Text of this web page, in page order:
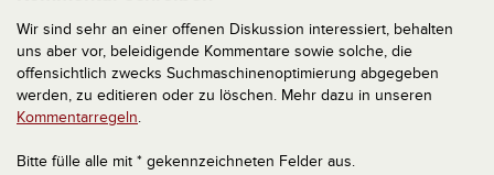
Wir sind sehr an einer offenen Diskussion interessiert, behalten
uns aber vor, beleidigende Kommentare sowie solche, die
offensichtlich zwecks Suchmaschinenoptimierung abgegeben
werden, zu editieren oder zu löschen. Mehr dazu in unseren
Kommentarregeln.
Bitte fülle alle mit * gekennzeichneten Felder aus.